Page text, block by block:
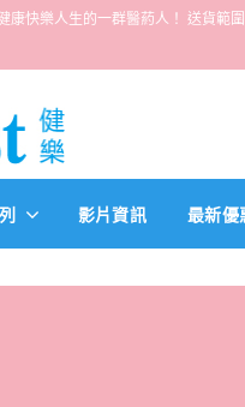
康快樂人生的一群醫葯人！ 送貨範
影片資訊 最新優